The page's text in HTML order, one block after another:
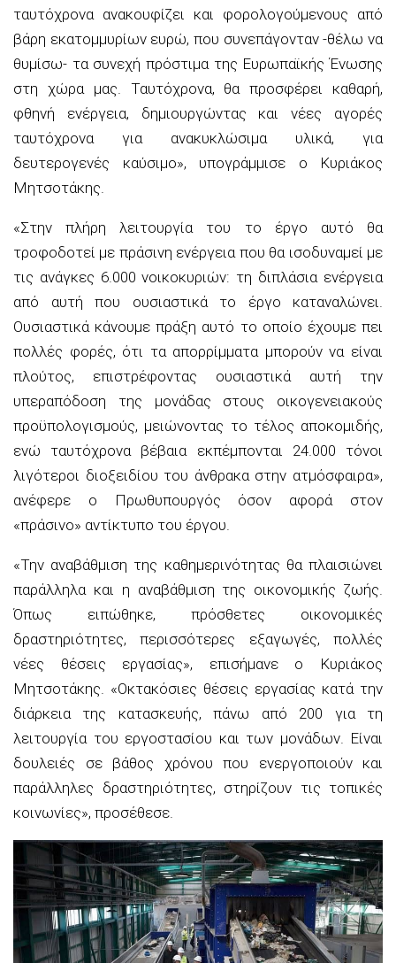
ταυτόχρονα ανακουφίζει και φορολογούμενους από
βάρη εκατομμυρίων ευρώ, που συνεπάγονταν -θέλω να
θυμίσω- τα συνεχή πρόστιμα της Ευρωπαϊκής Ένωσης
στη χώρα μας. Ταυτόχρονα, θα προσφέρει καθαρή,
φθηνή ενέργεια, δημιουργώντας και νέες αγορές
ταυτόχρονα για ανακυκλώσιμα υλικά, για
δευτερογενές καύσιμο», υπογράμμισε ο Κυριάκος
Μητσοτάκης.
«Στην πλήρη λειτουργία του το έργο αυτό θα
τροφοδοτεί με πράσινη ενέργεια που θα ισοδυναμεί με
τις ανάγκες 6.000 νοικοκυριών: τη διπλάσια ενέργεια
από αυτή που ουσιαστικά το έργο καταναλώνει.
Ουσιαστικά κάνουμε πράξη αυτό το οποίο έχουμε πει
πολλές φορές, ότι τα απορρίμματα μπορούν να είναι
πλούτος, επιστρέφοντας ουσιαστικά αυτή την
υπεραπόδοση της μονάδας στους οικογενειακούς
προϋπολογισμούς, μειώνοντας το τέλος αποκομιδής,
ενώ ταυτόχρονα βέβαια εκπέμπονται 24.000 τόνοι
λιγότεροι διοξειδίου του άνθρακα στην ατμόσφαιρα»,
ανέφερε ο Πρωθυπουργός όσον αφορά στον
«πράσινο» αντίκτυπο του έργου.
«Την αναβάθμιση της καθημερινότητας θα πλαισιώνει
παράλληλα και η αναβάθμιση της οικονομικής ζωής.
Όπως ειπώθηκε, πρόσθετες οικονομικές
δραστηριότητες, περισσότερες εξαγωγές, πολλές
νέες θέσεις εργασίας», επισήμανε ο Κυριάκος
Μητσοτάκης. «Οκτακόσιες θέσεις εργασίας κατά την
διάρκεια της κατασκευής, πάνω από 200 για τη
λειτουργία του εργοστασίου και των μονάδων. Είναι
δουλειές σε βάθος χρόνου που ενεργοποιούν και
παράλληλες δραστηριότητες, στηρίζουν τις τοπικές
κοινωνίες», προσέθεσε.